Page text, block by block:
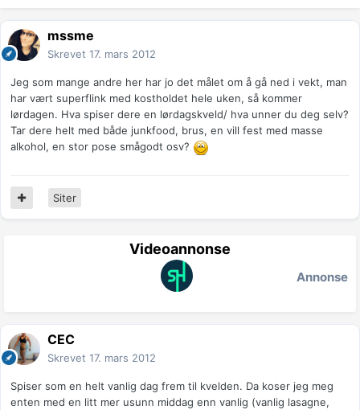
mssme
Skrevet 17. mars 2012
Jeg som mange andre her har jo det målet om å gå ned i vekt, man
har vært superflink med kostholdet hele uken, så kommer
lørdagen. Hva spiser dere en lørdagskveld/ hva unner du deg selv?
Tar dere helt med både junkfood, brus, en vill fest med masse
alkohol, en stor pose smågodt osv?
Siter
Videoannonse
Annonse
CEC
Skrevet 17. mars 2012
Spiser som en helt vanlig dag frem til kvelden. Da koser jeg meg
enten med en litt mer usunn middag enn vanlig (vanlig lasagne,